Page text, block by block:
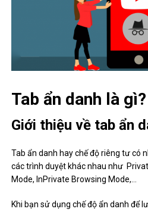
Tab ẩn danh là gì?
Giới thiệu về tab ẩn
Tab ẩn danh hay chế độ riêng tư có
các trình duyệt khác nhau như
Mode, InPrivate Browsing Mode,…
Khi bạn sử dụng chế độ ẩn danh để